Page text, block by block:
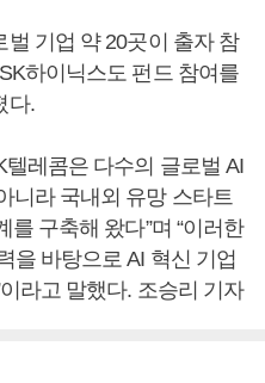
기업 약 20곳이 출자 참
하이닉스도 펀드 참여를
다.
텔레콤은 다수의 글로벌 AI
니라 국내외 유망 스타트
를 구축해 왔다”며 “이러한
을 바탕으로 AI 혁신 기업
라고 말했다. 조승리 기자